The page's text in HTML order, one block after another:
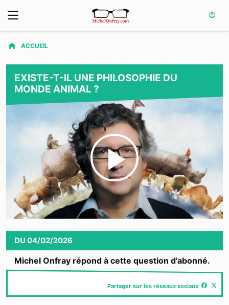
ACCUEIL
EXISTE-T-IL UNE PHILOSOPHIE DU
MONDE ANIMAL ?
Play
Video
DU 04/02/2026
Michel Onfray répond à cette question d'abonné.
Partager sur les réseaux sociaux